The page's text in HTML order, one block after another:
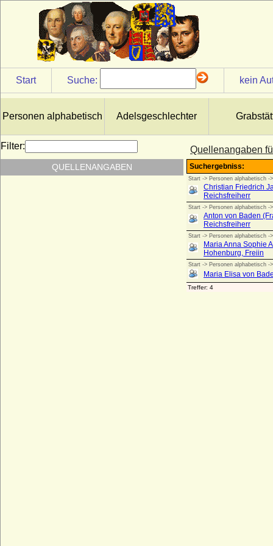
Start Suche: kein
Personen alphabetisch Adelsgeschlechter
Quellenangaben
Filter:
QUELLENANGABEN